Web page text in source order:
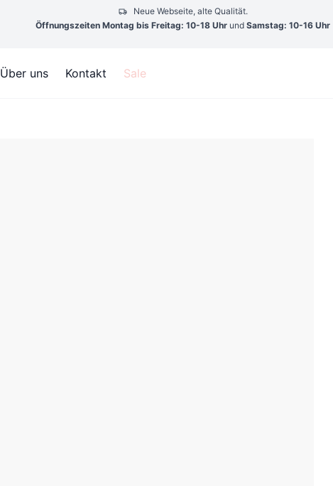
Neue Webseite, alte Qualität.
Öffnungszeiten Montag bis Freitag: 10-18 Uhrund Samstag: 10-16 Uhr
Über uns Kontakt Sale